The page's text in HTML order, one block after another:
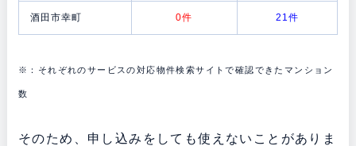
酒田市幸町 0件 21件
※：それぞれのサービスの対応物件検索サイトで確認できたマンション
数
そのため、申し込みをしても使えないことがありま